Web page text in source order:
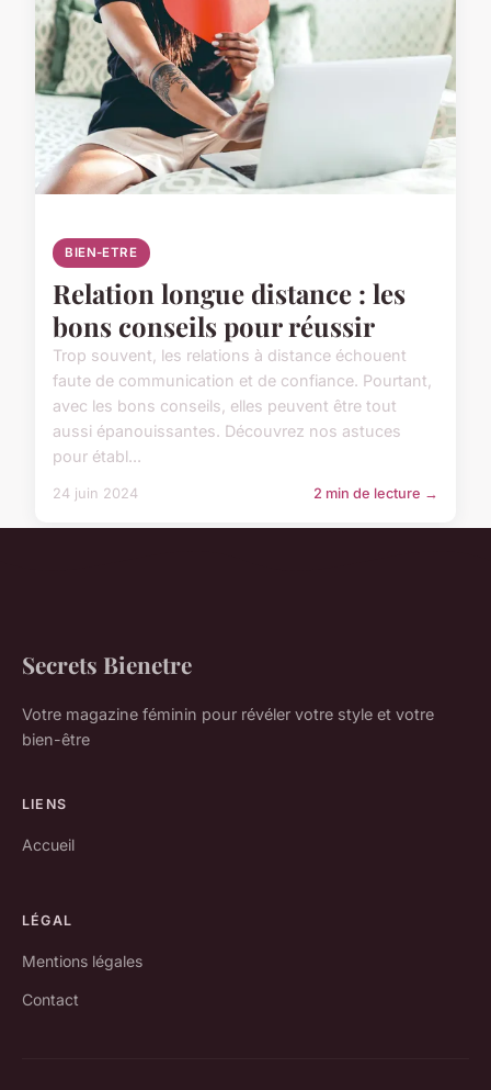
BIEN-ETRE
Relation longue distance : les
bons conseils pour réussir
Trop souvent, les relations à distance échouent
faute de communication et de confiance. Pourtant,
avec les bons conseils, elles peuvent être tout
aussi épanouissantes. Découvrez nos astuces
pour établ...
24 juin 2024 2 min de lecture →
Secrets Bienetre
Votre magazine féminin pour révéler votre style et votre
bien-être
LIENS
Accueil
LÉGAL
Mentions légales
Contact